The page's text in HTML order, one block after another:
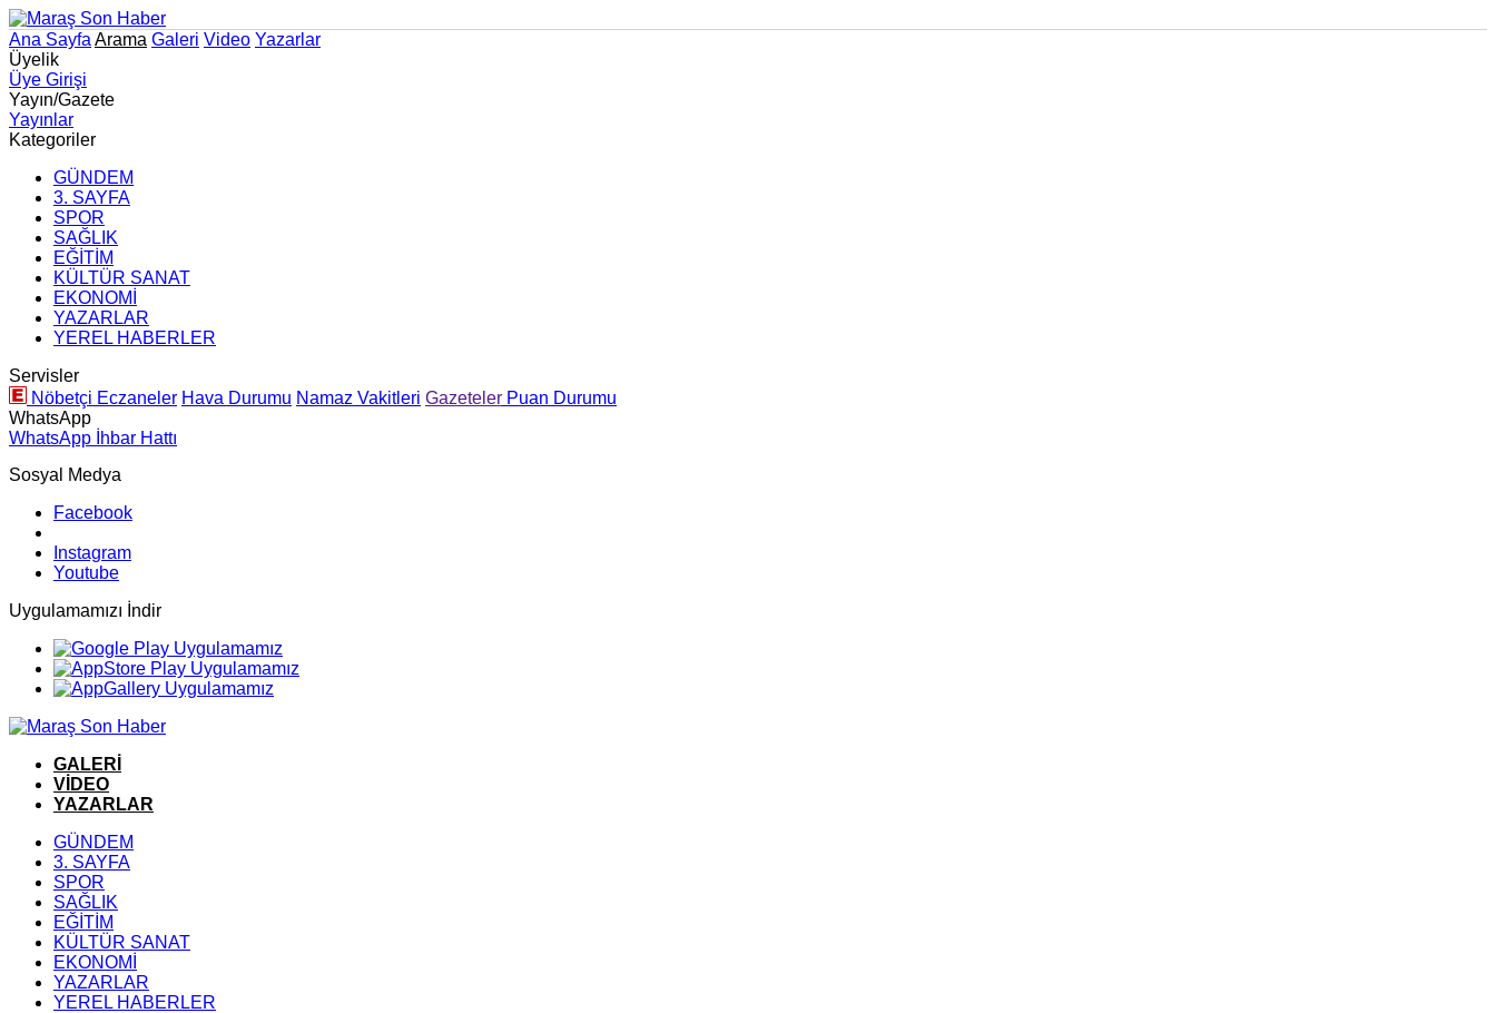
Ana Sayfa Arama Galeri Video Yazarlar
Üyelik
Üye Girişi
Yayın/Gazete
Yayınlar
Kategoriler
GÜNDEM
3. SAYFA
SPOR
SAĞLIK
EĞİTİM
KÜLTÜR SANAT
EKONOMİ
YAZARLAR
YEREL HABERLER
Servisler
Nöbetçi Eczaneler Hava Durumu Namaz Vakitleri Gazeteler Puan Durumu
WhatsApp
WhatsApp İhbar Hattı
Sosyal Medya
Facebook
Instagram
Youtube
Uygulamamızı İndir
GALERİ
VİDEO
YAZARLAR
GÜNDEM
3. SAYFA
SPOR
SAĞLIK
EĞİTİM
KÜLTÜR SANAT
EKONOMİ
YAZARLAR
YEREL HABERLER